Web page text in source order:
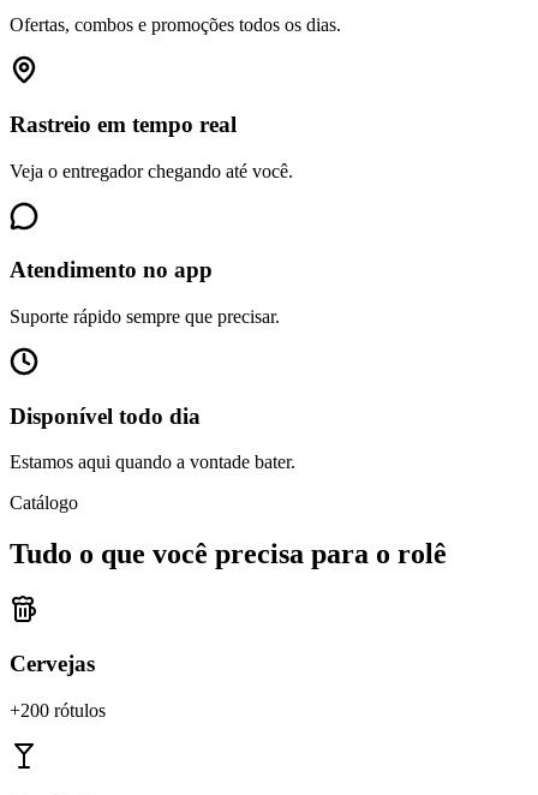
Ofertas, combos e promoções todos os dias.
Rastreio em tempo real
Veja o entregador chegando até você.
Atendimento no app
Suporte rápido sempre que precisar.
Disponível todo dia
Estamos aqui quando a vontade bater.
Catálogo
Tudo o que você precisa para o rolê
Cervejas
+200 rótulos